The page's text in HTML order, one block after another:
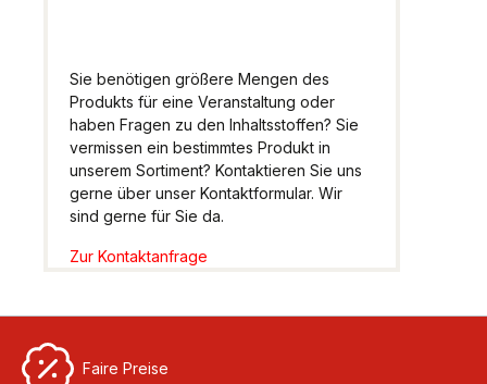
Sie benötigen größere Mengen des
Produkts für eine Veranstaltung oder
haben Fragen zu den Inhaltsstoffen? Sie
vermissen ein bestimmtes Produkt in
unserem Sortiment? Kontaktieren Sie uns
gerne über unser Kontaktformular. Wir
sind gerne für Sie da.
Zur Kontaktanfrage
Faire Preise